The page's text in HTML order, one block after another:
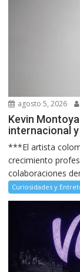
agosto 5, 2026
Kevin
internacional
***El artista
crecimiento
colaboraciones
Curiosidades y